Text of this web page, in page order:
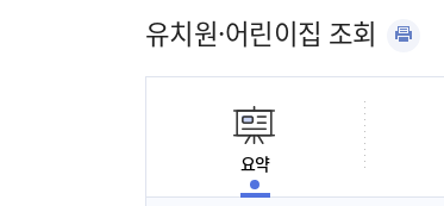
유치원·어린이집 조회
요약